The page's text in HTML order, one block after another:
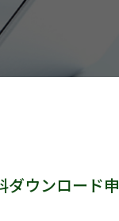
ウンロード